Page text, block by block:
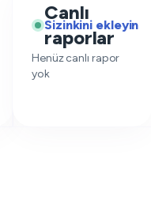
Canlı
raporlar
Sizinkini ekleyin
Henüz canlı rapor
yok